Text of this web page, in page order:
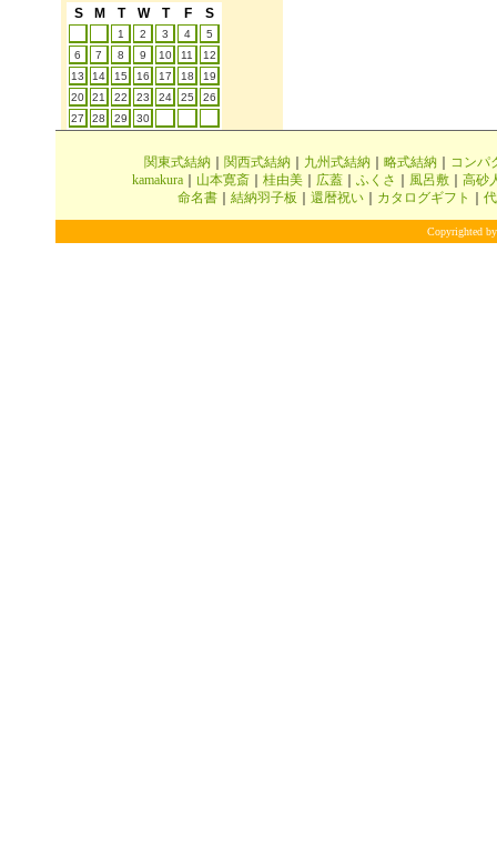
S M T W T F S
1 2 3 4
5
6
7 8 9 10 11
12
13
14 15 16 17 18
19
20
21 22 23 24 25
26
27
28 29 30
関東式結納 関西式結納 九州式結納 略式結納
コンパ
kamakura
山本寛斎 桂由美 広蓋 ふくさ 風呂敷
高砂
命名書
結納羽子板 還暦祝い カタログギフト
Copyrighted